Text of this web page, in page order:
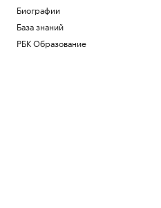
Биографии
База знаний
РБК Образование